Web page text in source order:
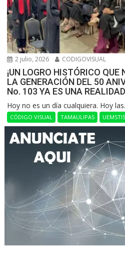
2 julio, 2026 CODIGOVISUAL
¡UN LOGRO HISTÓRICO
LA GENERACIÓN DEL 50
No. 103 YA ES UNA REALIDAD
Hoy no es un día cualquiera. Hoy
CÓDIGO VISUAL TAMAULIPAS UEMSTIS